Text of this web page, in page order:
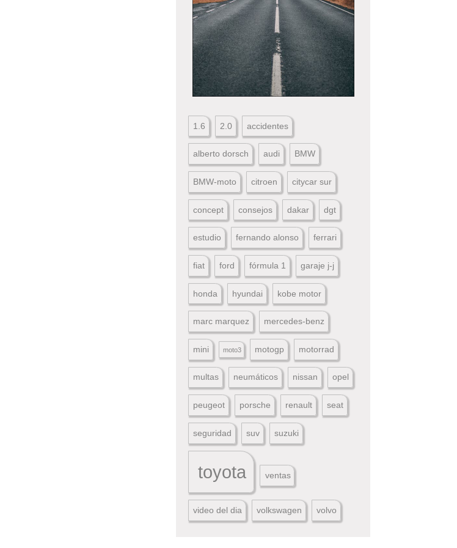
1.6 2.0 accidentes
alberto dorsch audi BMW
BMW-moto citroen citycar sur
concept consejos dakar dgt
estudio fernando alonso ferrari
fiat ford fórmula 1 garaje j-j
honda hyundai kobe motor
marc marquez mercedes-benz
mini moto3 motogp motorrad
multas neumáticos nissan opel
peugeot porsche renault seat
seguridad suv suzuki
toyota ventas
video del dia volkswagen volvo